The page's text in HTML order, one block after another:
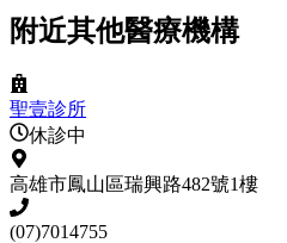
附近其他醫療機構
聖壹診所
休診中
高雄市鳳山區瑞興路482號1樓
(07)7014755